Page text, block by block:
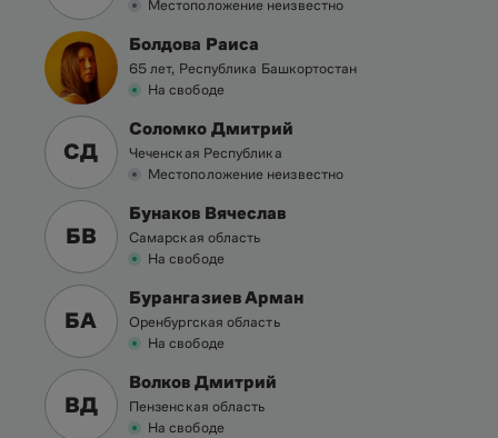
Местоположение неизвестно
Болдова Раиса
65 лет, Республика Башкортостан
На свободе
СД
Соломко Дмитрий
Чеченская Республика
Местоположение неизвестно
БВ
Бунаков Вячеслав
Самарская область
На свободе
БА
Бурангазиев Арман
Оренбургская область
На свободе
ВД
Волков Дмитрий
Пензенская область
На свободе